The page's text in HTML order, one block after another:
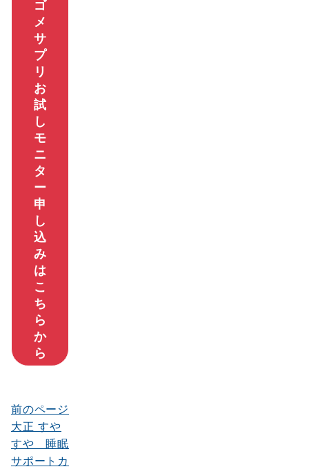
ゴ
メ
サ
プ
リ
お
試
し
モ
ニ
タ
ー
申
し
込
み
は
こ
ち
ら
か
ら
投
稿
ナ
前のページ
大正 すや
すや 睡眠
サポートカ